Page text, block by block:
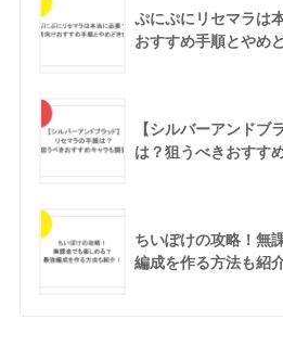
ぷにぷにリセマラは
おすすめ手順とやめ
【シルバーアンドブ
は？狙うべきおすす
ちいぽけの攻略！無
編成を作る方法も紹